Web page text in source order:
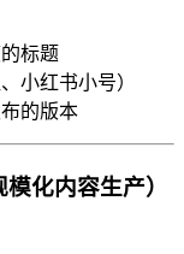
标题
小红书小号）
的版本
化内容生产）